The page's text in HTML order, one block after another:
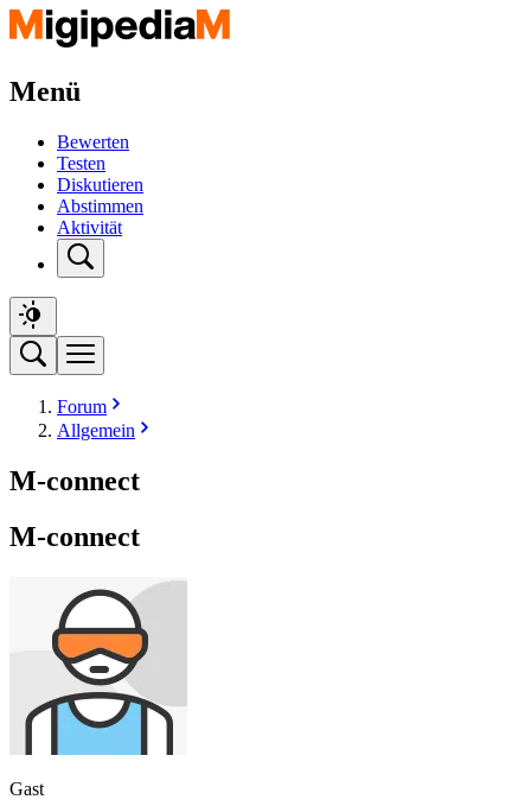
Menü
Bewerten
Testen
Diskutieren
Abstimmen
Aktivität
Forum
Allgemein
M-connect
M-connect
Gast